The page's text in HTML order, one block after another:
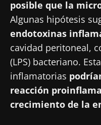
posible que la
Algunas hipótesis
endotoxinas
cavidad peritoneal,
(LPS) bacteriano.
inflamatorias
reacción
crecimiento de la